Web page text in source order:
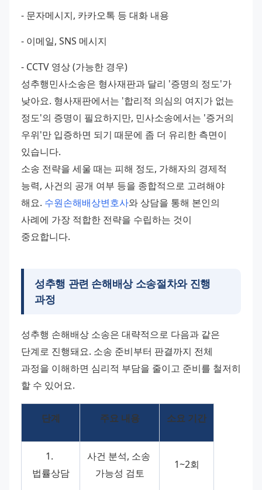
- 문자메시지, 카카오톡 등 대화 내용
- 이메일, SNS 메시지
- CCTV 영상 (가능한 경우)
성추행민사소송은 형사재판과 달리 '증명의 정도'가
낮아요. 형사재판에서는 '합리적 의심의 여지가 없는
정도'의 증명이 필요하지만, 민사소송에서는 '증거의
우위'만 입증하면 되기 때문에 좀 더 유리한 측면이
있습니다.
소송 전략을 세울 때는 피해 정도, 가해자의 경제적
능력, 사건의 공개 여부 등을 종합적으로 고려해야
해요. 수원손해배상변호사와 상담을 통해 본인의
사례에 가장 적합한 전략을 수립하는 것이
중요합니다.
성추행 관련 손해배상 소송절차와 진행
과정
성추행 손해배상 소송은 대략적으로 다음과 같은
단계로 진행돼요. 소송 준비부터 판결까지 전체
과정을 이해하면 심리적 부담을 줄이고 준비를 철저히
할 수 있어요.
단계 주요 내용 소요 기간
1.
법률상담
사건 분석, 소송
가능성 검토
1~2회